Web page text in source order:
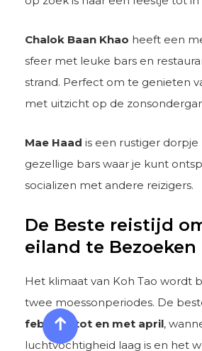
Chalok Baan Khao heeft een
sfeer met leuke bars en
strand. Perfect om te genieten
met uitzicht op de
Mae Haad is een rustiger
gezellige bars waar je kunt
socializen met andere reizigers.
De Beste reistijd
eiland te Bezoeken
Het klimaat van Koh Tao wordt
twee moessonperiodes. De
februari tot en met april,
luchtvochtigheid laag is en het